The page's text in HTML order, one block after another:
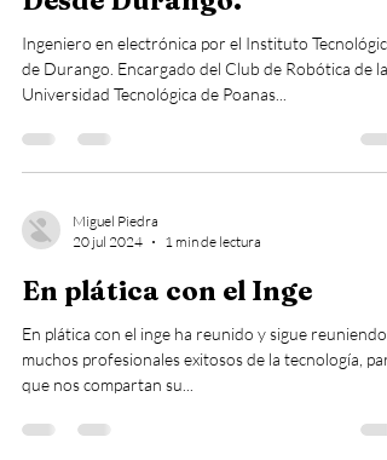
Ingeniero en electrónica por el Instituto Tecnológico
de Durango. Encargado del Club de Robótica de la
Universidad Tecnológica de Poanas...
Miguel Piedra
20 jul 2024
1 min de lectura
En plática con el Inge
En plática con el inge ha reunido y sigue reuniendo
muchos profesionales exitosos de la tecnología,
que nos compartan su...